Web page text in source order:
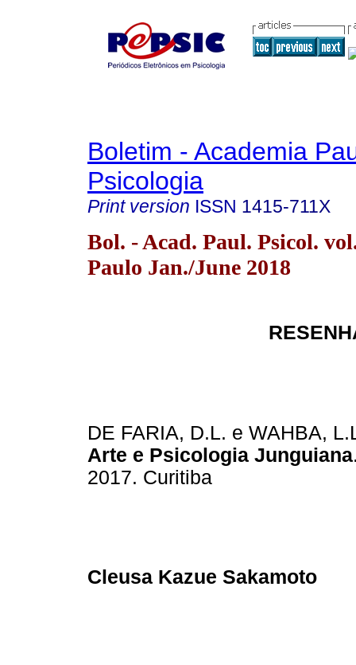
Boletim - Academia
Psicologia
Print version ISSN 1415-711X
Bol. - Acad. Paul. Psicol.
Paulo Jan./June 2018
DE FARIA, D.L. e WAHBA,
Arte e Psicologia Junguiana
2017. Curitiba
Cleusa Kazue Sakamoto